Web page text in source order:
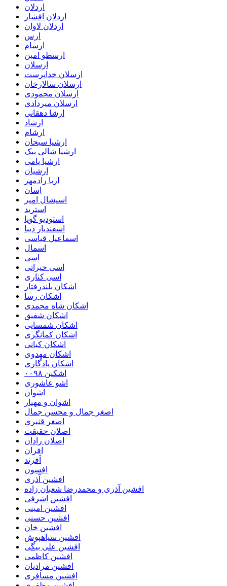
اردلان
اردلان افشار
اردلان لاوان
ارس
ارسام
ارسطو امین
ارسلان
ارسلان خداپرست
ارسلان سالارخان
ارسلان محمودی
ارسلان میردادی
ارشا دهقانی
ارشاد
ارشام
ارشیا سبحان
ارشیا شالی بیک
ارشیا یامی
ارشیان
اریا رادمهر
اِسان
اسپشال امیر
استرید
استودیو گویا
اسفندیار دیبا
اسماعیل قیاسی
اسمال
اسی
اسی خیراتی
اسی کناری
اشکان بلندرفتار
اشکان رسا
اشکان شاه محمدی
اشکان شفیق
اشکان شمسایی
اشکان‌ کمانگری
اشکان کیانی
اشکان مهدوی
اشکان یادگاری
اشکین ۰۰۹۸
اشو عاشوری
اشوان
اشوان و مهیار
اصغر جمال و محسن جمال
اصغر قنبری
اصلان حقیقت
اصلان رادان
افران
اَفرند
افسون
افشین آذری
افشین آذری و محمدرضا شعبان زاده
افشین اشرفی
افشین امینی
افشین حسنی
افشین خان
افشین سیاهپوش
افشین علی بیگی
افشین کاظمی
افشین مرادیان
افشین مسافری